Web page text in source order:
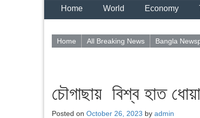
Home World Economy
Home All Breaking News Bangla
চৌগাছায় বিশ্ব হাত
Posted on October 26, 2023 by admin